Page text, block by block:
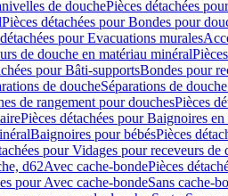
de douchePièces détachées
Pièces détachées pour Bondes pour
pour Evacuations murales
de douche en matériau minéral
pour Bâti-supportsBondes pour
de doucheSéparations de
de rangement pour douchesPièces
Pièces détachées pour Baignoires
Baignoires pour bébésPièces
pour Vidages pour receveurs de
d62Avec cache-bondePièces
pour Avec cache-bondeSans cache-